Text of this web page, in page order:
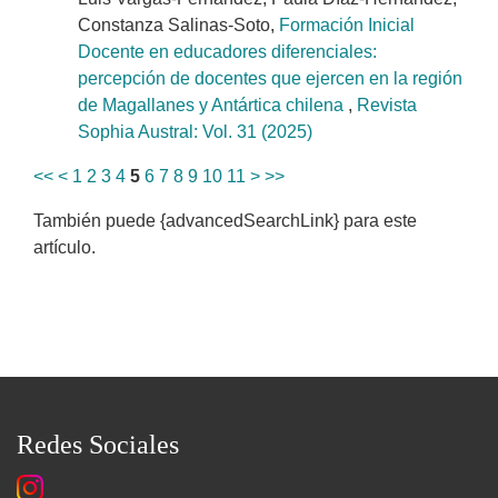
Constanza Salinas-Soto, Formación Inicial
Docente en educadores diferenciales:
percepción de docentes que ejercen en la región
de Magallanes y Antártica chilena , Revista
Sophia Austral: Vol. 31 (2025)
<< < 1 2 3 4 5 6 7 8 9 10 11 > >>
También puede {advancedSearchLink} para este
artículo.
Redes Sociales